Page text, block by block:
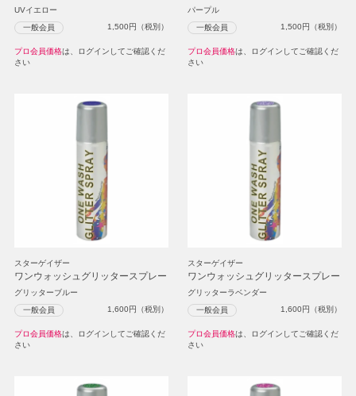
UVイエロー
一般会員 1,500円（税別）
プロ会員価格は、ログインしてご確認くだ
さい
パープル
一般会員 1,500円（税別）
プロ会員価格は、ログインしてご確認くだ
さい
スターゲイザー
ワンウォッシュグリッタースプレー
グリッターブルー
一般会員 1,600円（税別）
プロ会員価格は、ログインしてご確認くだ
さい
スターゲイザー
ワンウォッシュグリッタースプレー
グリッターラベンダー
一般会員 1,600円（税別）
プロ会員価格は、ログインしてご確認くだ
さい